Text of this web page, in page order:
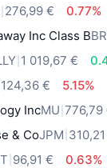
276,99 €
0.77%
Inc Class B
1 019,67 €
124,36 €
5.15%
IncMU 776,79
& CoJPM
96,91 € 0.63%